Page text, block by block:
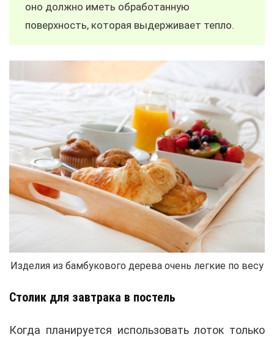
оно должно иметь обработанную
поверхность, которая выдерживает тепло.
Изделия из бамбукового дерева очень легкие по весу
Столик для завтрака в постель
Когда планируется использовать лоток только